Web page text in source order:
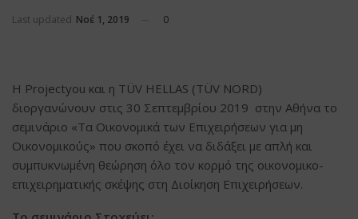
Last updated Νοέ 1, 2019 0
Η Projectyou και η TÜV HELLAS (TÜV NORD)
διοργανώνουν στις 30 Σεπτεμβρίου 2019 στην Αθήνα το
σεμινάριο «Τα Οικονομικά των Επιχειρήσεων για μη
Οικονομικούς» που σκοπό έχει να διδάξει με απλή και
συμπυκνωμένη θεώρηση όλο τον κορμό της οικονομικo-
επιχειρηματικής σκέψης στη Διοίκηση Επιχειρήσεων.